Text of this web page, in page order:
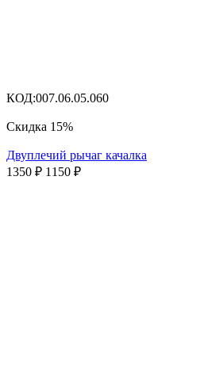
КОД:007.06.05.060
Скидка 15%
Двуплечий рычаг качалка
1350 ₽ 1150 ₽